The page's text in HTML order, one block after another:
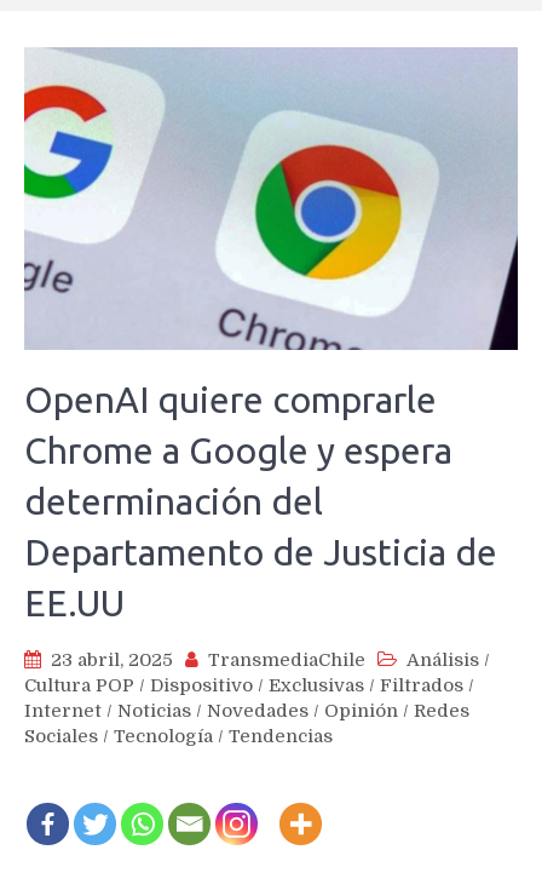
OpenAI quiere comprarle
Chrome a Google y espera
determinación del
Departamento de Justicia de
EE.UU
23 abril, 2025 TransmediaChile Análisis /
Cultura POP / Dispositivo / Exclusivas / Filtrados /
Internet / Noticias / Novedades / Opinión / Redes
Sociales / Tecnología / Tendencias